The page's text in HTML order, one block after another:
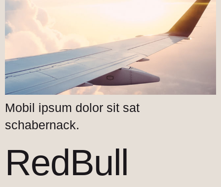
Mobil ipsum dolor sit sat
schabernack.
RedBull